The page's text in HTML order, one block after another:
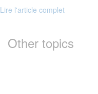
Lire l'article complet
Other topics